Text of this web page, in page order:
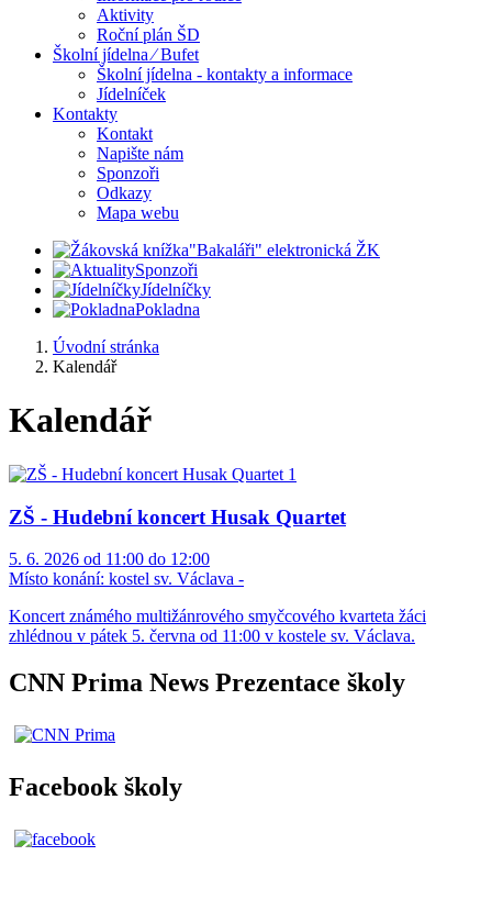
Aktivity
Roční plán ŠD
Školní jídelna ⁄ Bufet
Školní jídelna - kontakty a informace
Jídelníček
Kontakty
Kontakt
Napište nám
Sponzoři
Odkazy
Mapa webu
"Bakaláři" elektronická ŽK
Sponzoři
Jídelníčky
Pokladna
Úvodní stránka
Kalendář
Kalendář
ZŠ - Hudební koncert Husak Quartet
5. 6. 2026 od 11:00 do 12:00
Místo konání: kostel sv. Václava -
Koncert známého multižánrového smyčcového kvarteta žáci
zhlédnou v pátek 5. června od 11:00 v kostele sv. Václava.
CNN Prima News Prezentace školy
Facebook školy